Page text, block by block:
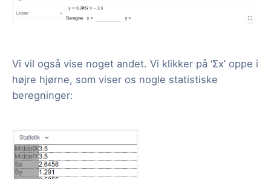
Vi vil også vise noget andet. Vi klikker på ‘Σx’ oppe i
højre hjørne, som viser os nogle statistiske
beregninger: